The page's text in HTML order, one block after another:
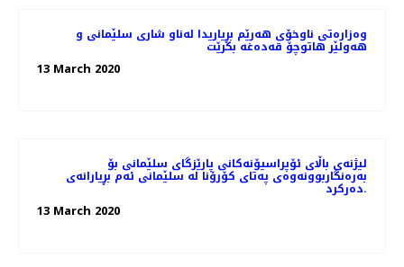
وەزارەتی ناوخۆی هەرێم بڕیاریدا لەناو شاری سلێمانی و
هەولێر هاتوچۆ قەدەغە بکرێت
13 March 2020
لیژنەی باڵای ئۆپراسیۆنەكانی پارێزگای سلێمانی بۆ
بەرەنگاربوونەوەی پەتای كۆرۆنا لە سلێمانی ئەم بڕیارانەی
دەرکرد.
13 March 2020